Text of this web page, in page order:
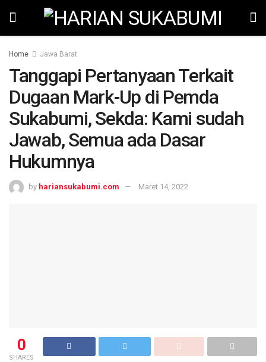
Home Jawa Barat
Tanggapi Pertanyaan Terkait
Dugaan Mark-Up di Pemda
Sukabumi, Sekda: Kami sudah
Jawab, Semua ada Dasar
Hukumnya
by hariansukabumi.com Maret 14, 2022
0
SHARES